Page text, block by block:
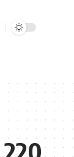
220